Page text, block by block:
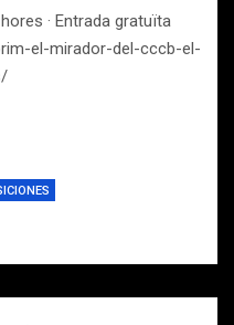
· Entrada gratuïta
el-mirador-del-cccb-el-